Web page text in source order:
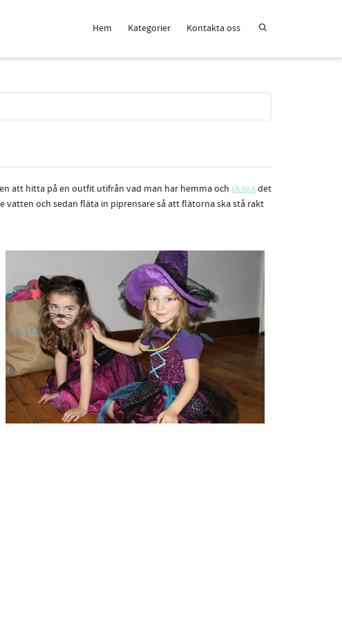
Hem Kategorier Kontakta oss
att hitta på en outfit utifrån vad man har hemma och skapa det
och sedan fläta in piprensare så att flätorna ska stå rakt